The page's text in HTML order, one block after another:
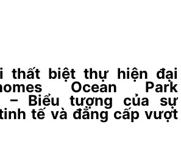
thất biệt thự hiện đại
Ocean Park
– Biểu tượng của sự
tế và đẳng cấp vượt